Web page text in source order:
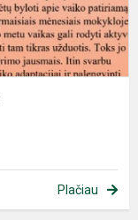
Plačiau